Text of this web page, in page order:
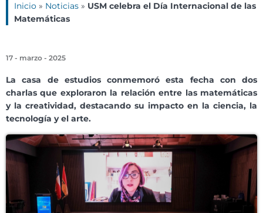
Inicio » Noticias » USM celebra el Día Internacional de las
Matemáticas
17 - marzo - 2025
La casa de estudiosconmemoró esta fecha con dos
charlas que exploraron la relación entre las matemáticas
y la creatividad, destacando su impacto en la ciencia, la
tecnología y el arte.